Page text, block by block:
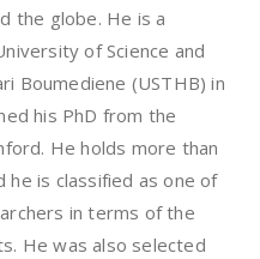
the globe. He is a
of Science and
Boumediene (USTHB) in
his PhD from the
He holds more than
he is classified as one of
in terms of the
He was also selected